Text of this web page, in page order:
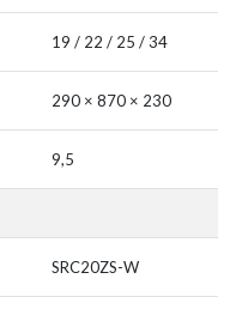
19 / 22 / 25 / 34
290 × 870 × 230
9,5
SRC20ZS-W